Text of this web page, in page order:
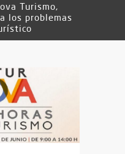
Turismo,
los problemas